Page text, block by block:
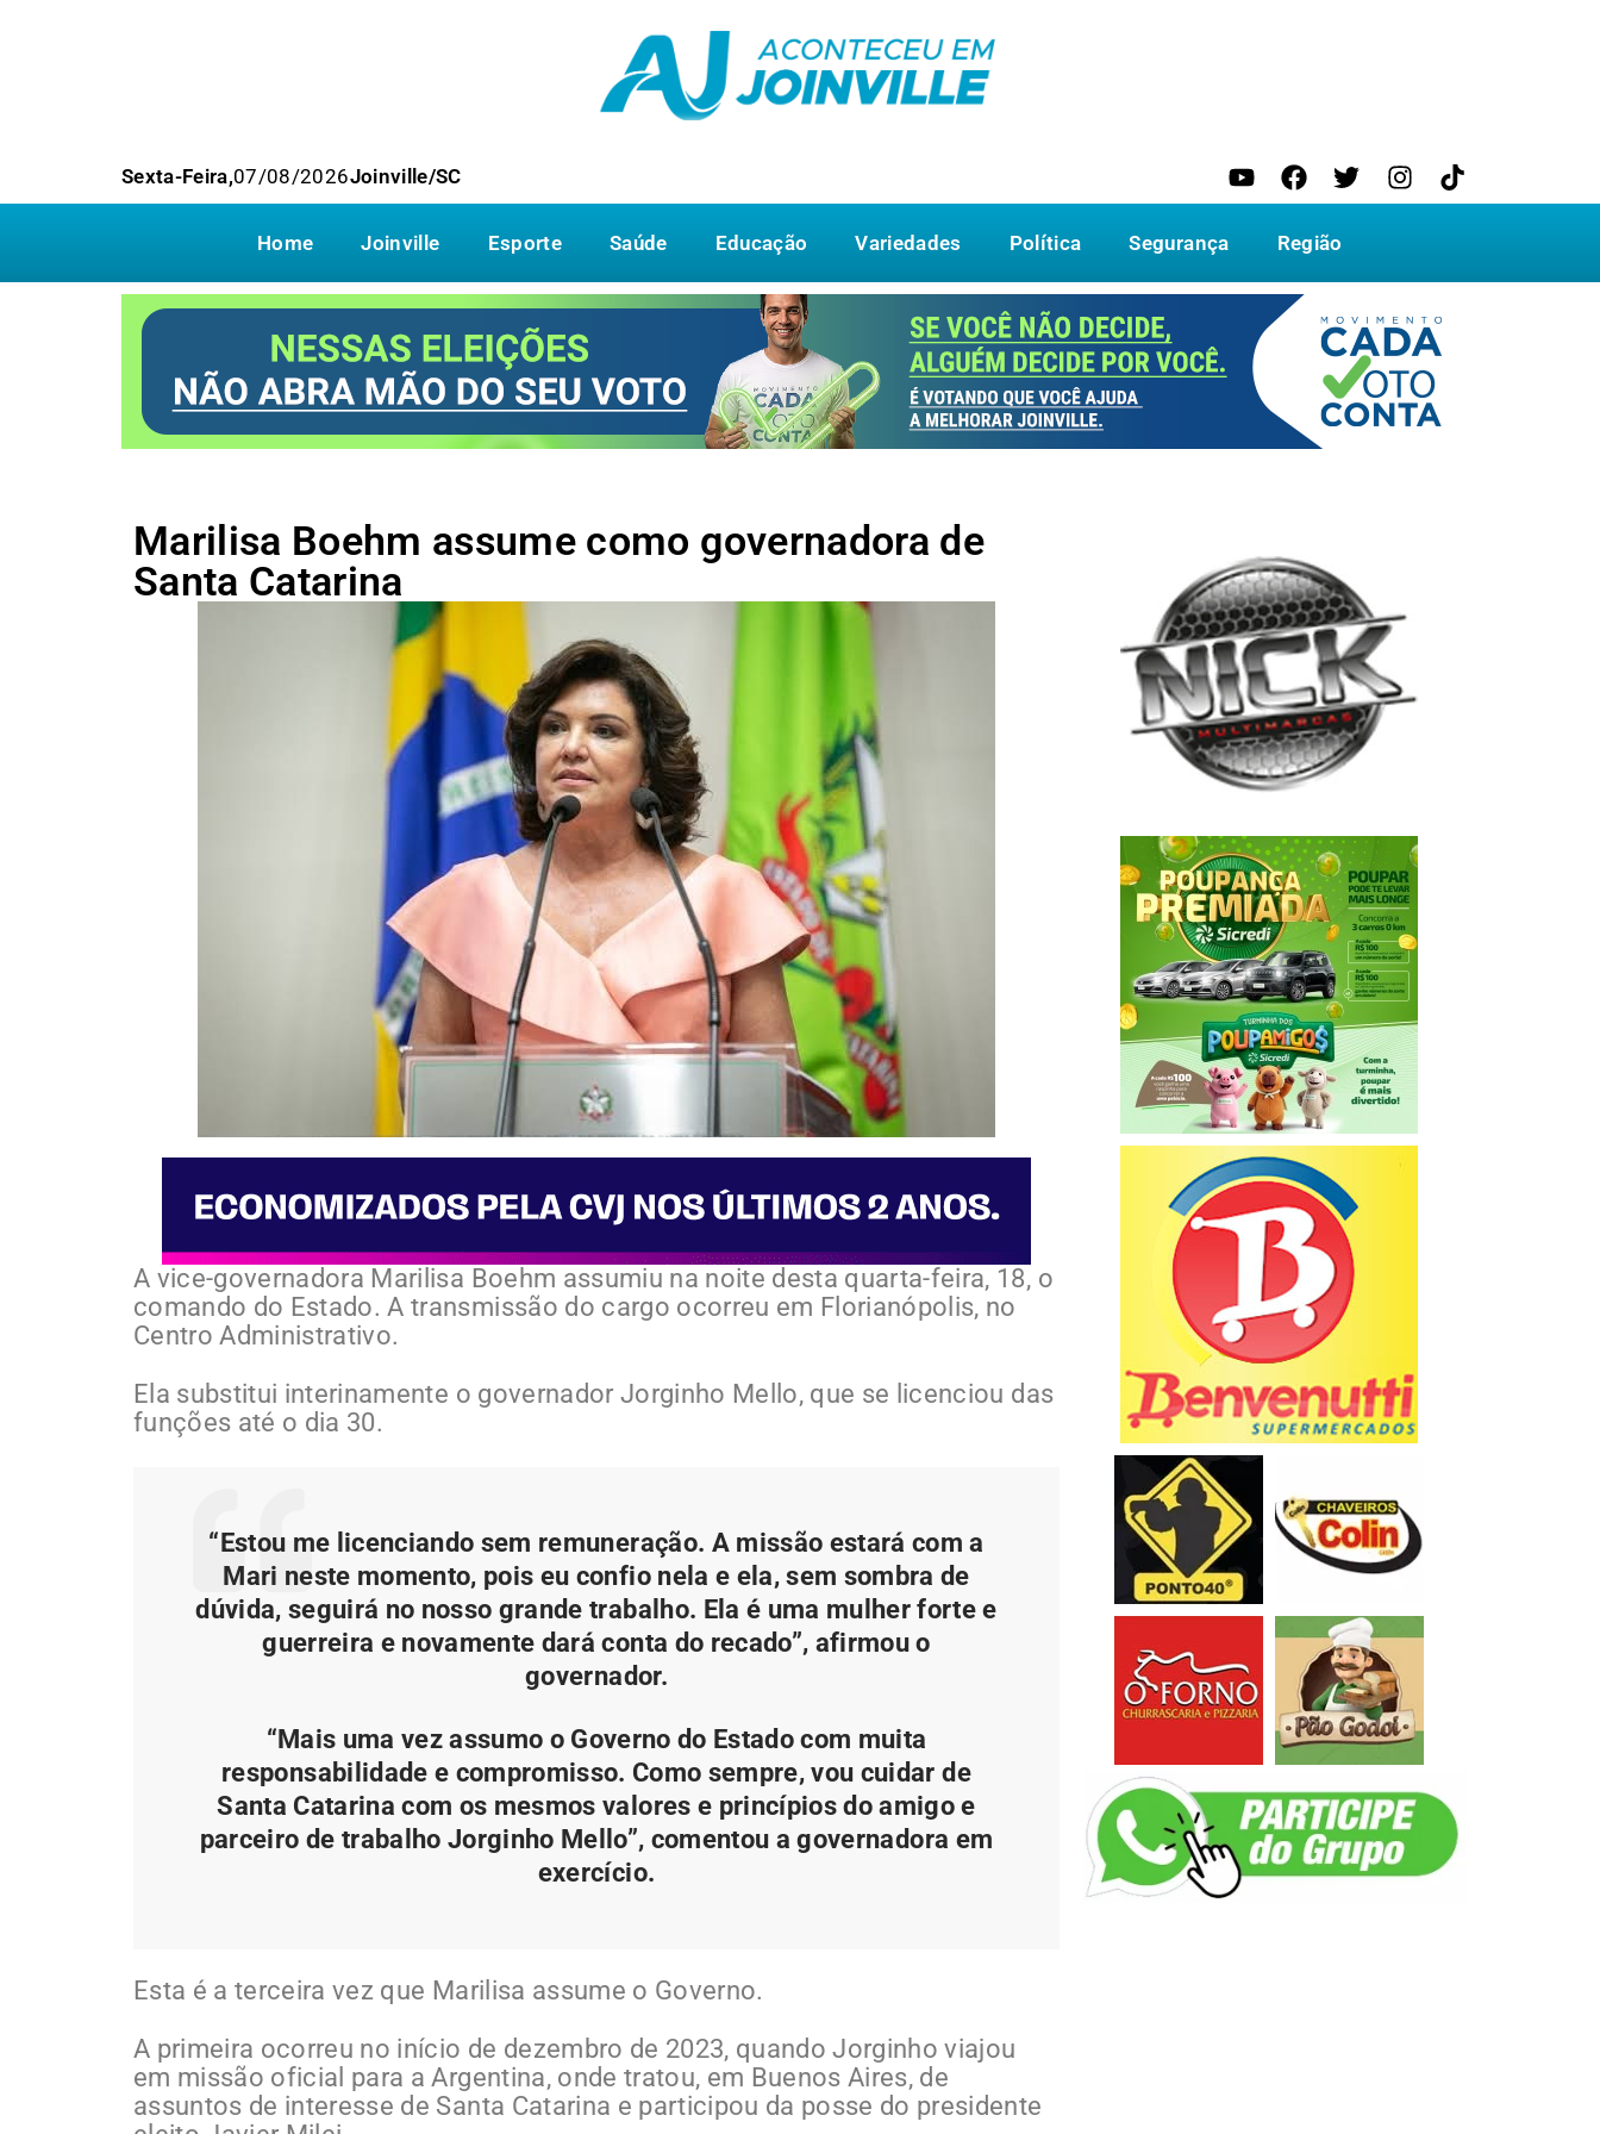
Sexta-Feira,07/08/2026Joinville/SC
Home Joinville Esporte Saúde Educação Variedades Política Segurança Região
Marilisa Boehm assume como governadora de
Santa Catarina
A vice-governadora Marilisa Boehm assumiu na noite desta quarta-feira, 18, o
comando do Estado. A transmissão do cargo ocorreu em Florianópolis, no
Centro Administrativo.
Ela substitui interinamente o governador Jorginho Mello, que se licenciou das
funções até o dia 30.
“Estou me licenciando sem remuneração. A missão estará com a
Mari neste momento, pois eu confio nela e ela, sem sombra de
dúvida, seguirá no nosso grande trabalho. Ela é uma mulher forte e
guerreira e novamente dará conta do recado”, afirmou o
governador.
“Mais uma vez assumo o Governo do Estado com muita
responsabilidade e compromisso. Como sempre, vou cuidar de
Santa Catarina com os mesmos valores e princípios do amigo e
parceiro de trabalho Jorginho Mello”, comentou a governadora em
exercício.
Esta é a terceira vez que Marilisa assume o Governo.
A primeira ocorreu no início de dezembro de 2023, quando Jorginho viajou
em missão oficial para a Argentina, onde tratou, em Buenos Aires, de
assuntos de interesse de Santa Catarina e participou da posse do presidente